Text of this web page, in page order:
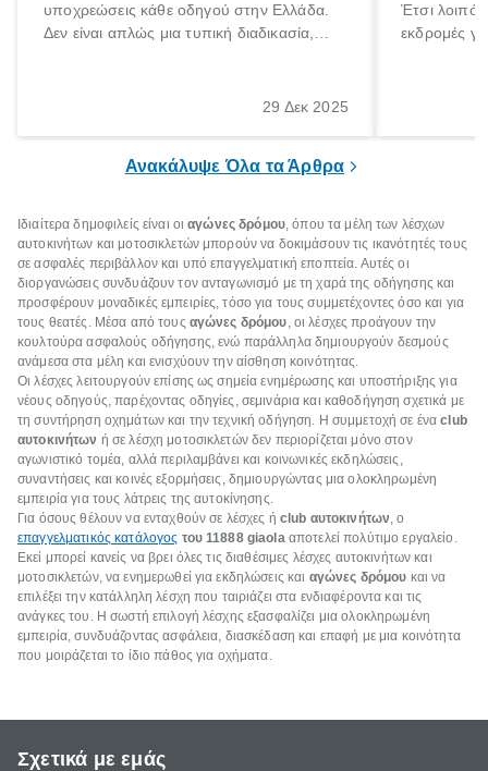
υποχρεώσεις κάθε οδηγού στην Ελλάδα.
Δεν είναι απλώς μια τυπική διαδικασία,
οδηγών και του περιβάλλοντος. Ωστόσο,
29 Δεκ 2025
Έτσι
εκδρομές
Ανακάλυψε Όλα τα Άρθρα
Ιδιαίτερα δημοφιλείς είναι οιαγώνες δρόμου, όπου τα μέλη των λέσχων
αυτοκινήτων και μοτοσικλετών μπορούν να δοκιμάσουν τις ικανότητές τους
σε ασφαλές περιβάλλον και υπό επαγγελματική εποπτεία. Αυτές οι
διοργανώσεις συνδυάζουν τον ανταγωνισμό με τη χαρά της οδήγησης και
προσφέρουν μοναδικές εμπειρίες, τόσο για τους συμμετέχοντες όσο και για
τους θεατές. Μέσα από τους αγώνες δρόμου, οι λέσχες προάγουν την
κουλτούρα ασφαλούς οδήγησης, ενώ παράλληλα δημιουργούν δεσμούς
ανάμεσα στα μέλη και ενισχύουν την αίσθηση κοινότητας.
Οι λέσχες λειτουργούν επίσης ως σημεία ενημέρωσης και υποστήριξης για
νέους οδηγούς, παρέχοντας οδηγίες, σεμινάρια και καθοδήγηση σχετικά με
τη συντήρηση οχημάτων και την τεχνική οδήγηση. Η συμμετοχή σε έναclub
αυτοκινήτων ή σε λέσχη μοτοσικλετών δεν περιορίζεται μόνο στον
αγωνιστικό τομέα, αλλά περιλαμβάνει και κοινωνικές εκδηλώσεις,
συναντήσεις και κοινές εξορμήσεις, δημιουργώντας μια ολοκληρωμένη
εμπειρία για τους λάτρεις της αυτοκίνησης.
Για όσους θέλουν να ενταχθούν σε λέσχες ή club αυτοκινήτων, ο
επαγγελματικός κατάλογος του 11888 giaolaαποτελεί πολύτιμο εργαλείο.
Εκεί μπορεί κανείς να βρει όλες τις διαθέσιμες λέσχες αυτοκινήτων και
μοτοσικλετών, να ενημερωθεί για εκδηλώσεις και αγώνες δρόμου και να
επιλέξει την κατάλληλη λέσχη που ταιριάζει στα ενδιαφέροντα και τις
ανάγκες του. Η σωστή επιλογή λέσχης εξασφαλίζει μια ολοκληρωμένη
εμπειρία, συνδυάζοντας ασφάλεια, διασκέδαση και επαφή με μια κοινότητα
που μοιράζεται το ίδιο πάθος για οχήματα.
Σχετικά με εμάς